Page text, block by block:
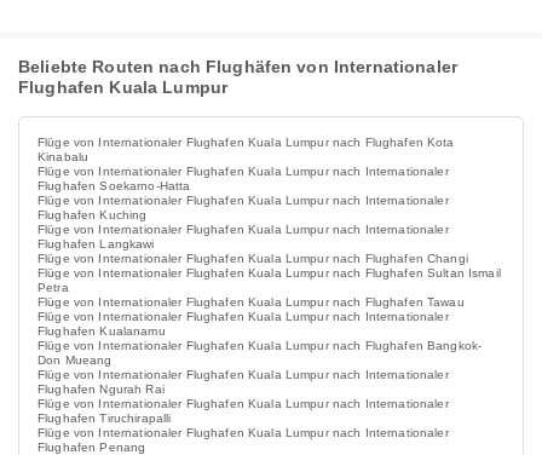
Beliebte Routen nach Flughäfen von Internationaler
Flughafen Kuala Lumpur
Flüge von Internationaler Flughafen Kuala Lumpur nach Flughafen Kota
Kinabalu
Flüge von Internationaler Flughafen Kuala Lumpur nach Internationaler
Flughafen Soekarno-Hatta
Flüge von Internationaler Flughafen Kuala Lumpur nach Internationaler
Flughafen Kuching
Flüge von Internationaler Flughafen Kuala Lumpur nach Internationaler
Flughafen Langkawi
Flüge von Internationaler Flughafen Kuala Lumpur nach Flughafen Changi
Flüge von Internationaler Flughafen Kuala Lumpur nach Flughafen Sultan Ismail
Petra
Flüge von Internationaler Flughafen Kuala Lumpur nach Flughafen Tawau
Flüge von Internationaler Flughafen Kuala Lumpur nach Internationaler
Flughafen Kualanamu
Flüge von Internationaler Flughafen Kuala Lumpur nach Flughafen Bangkok-
Don Mueang
Flüge von Internationaler Flughafen Kuala Lumpur nach Internationaler
Flughafen Ngurah Rai
Flüge von Internationaler Flughafen Kuala Lumpur nach Internationaler
Flughafen Tiruchirapalli
Flüge von Internationaler Flughafen Kuala Lumpur nach Internationaler
Flughafen Penang